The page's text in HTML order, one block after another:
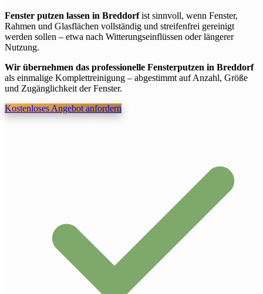
Fenster putzen lassen in Breddorfist sinnvoll, wenn Fenster,
Rahmen und Glasflächen vollständig und streifenfrei gereinigt
werden sollen – etwa nach Witterungseinflüssen oder längerer
Nutzung.
Wir übernehmen das professionelle Fensterputzen in Breddorf
als einmalige Komplettreinigung – abgestimmt auf Anzahl, Größe
und Zugänglichkeit der Fenster.
Kostenloses Angebot anfordern